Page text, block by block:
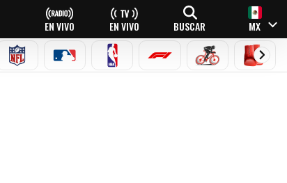
EN VIVO EN VIVO BUSCAR MX
NFL MLB NBA FÓRMULA 1CICLISMOBOXEO